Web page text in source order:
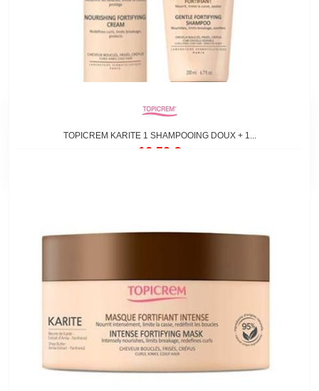
TOPICREM KARITE 1 SHAMPOOING DOUX + 1...
16,50 €